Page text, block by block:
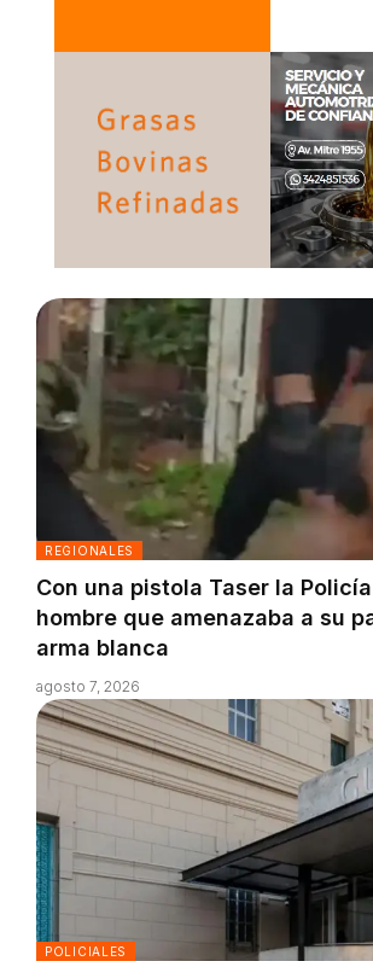
REGIONALES
Con una pistola Taser la
hombre que amenazaba a su
arma blanca
agosto 7, 2026
POLICIALES